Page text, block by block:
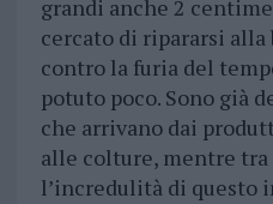
grandi anche 2
cercato di ripararsi alla
contro la furia del
potuto poco. Sono già
che arrivano dai
alle colture, mentre
l’incredulità di questo